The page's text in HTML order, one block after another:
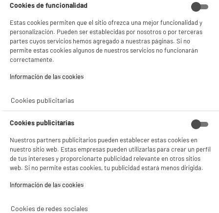
Los mejores termos baratos
La mejor selección de termos eléctricos baratos y que mejor se adaptan a tus
y hazte con un termo de la mejor marca gracias a la oferta de Electro Depot.¡Elige el
NO SOLO TENEMOS LOS MEJORES PRECIOS
101.669 opiniones
autentificadas por
ELECTRO DEPOT
★★★★★
★★★★★
4,26
PAGO SEGURO GARANTÍAS
SERVICIO POST VENTA ATENCIÓN AL CLIENTE
Cookies de funcionalidad
Estas cookies permiten que el sitio ofrezca una mejor funcionalidad y
personalización. Pueden ser establecidas por nosotros o por terceras
partes cuyos servicios hemos agregado a nuestras páginas. Si no
permite estas cookies algunos de nuestros servicios no funcionarán
correctamente.
Información de las cookies‎
Cookies publicitarias
Cookies publicitarias
Nuestros partners publicitarios pueden establecer estas cookies en
nuestro sitio web. Estas empresas pueden utilizarlas para crear un perfil
de tus intereses y proporcionarte publicidad relevante en otros sitios
web. Si no permite estas cookies, tu publicidad estará menos dirigida.
Información de las cookies‎
Cookies de redes sociales